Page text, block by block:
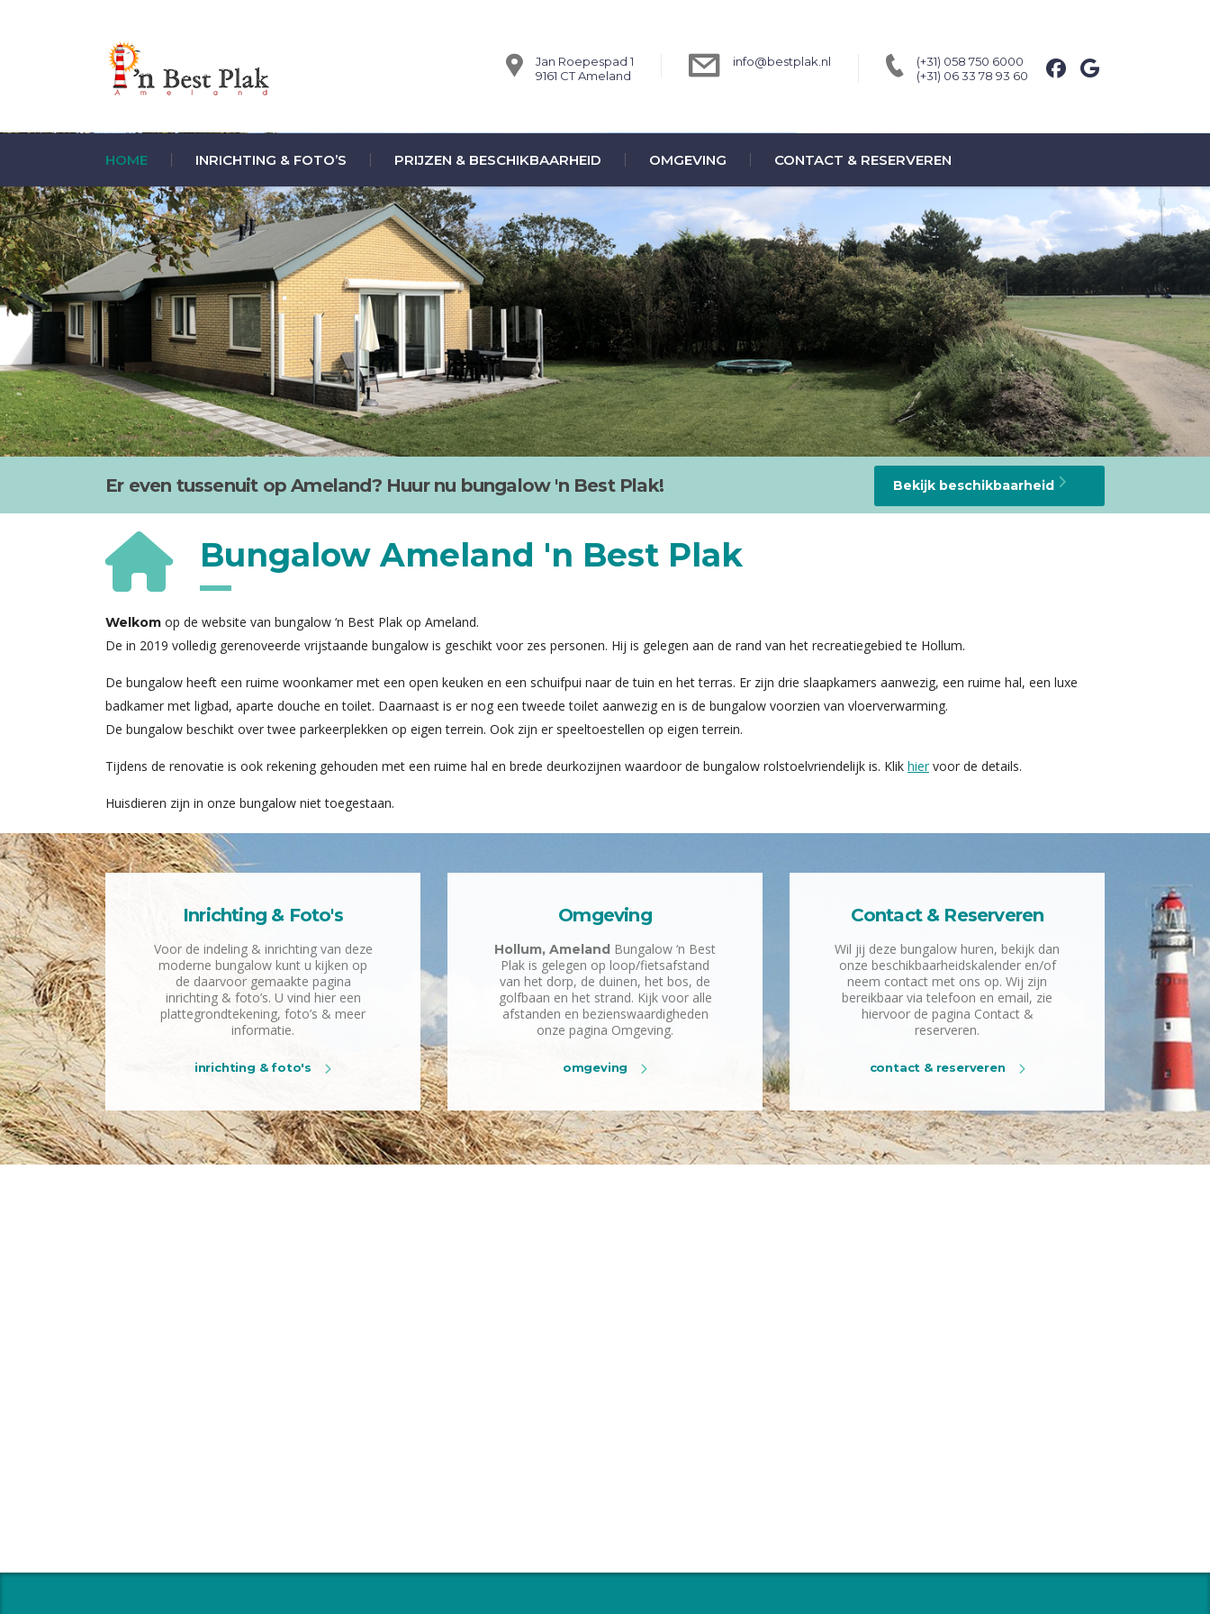
Jan Roepespad 1
9161 CT Ameland
info@bestplak.nl
(+31) 058 750 6000
(+31) 06 33 78 93 60
HOME INRICHTING & FOTO’S PRIJZEN & BESCHIKBAARHEID OMGEVING CONTACT & RESERVEREN
Er even tussenuit op Ameland? Huur nu bungalow 'n Best Plak! Bekijk beschikbaarheid
Bungalow Ameland 'n Best Plak
Welkom op de website van bungalow ‘n Best Plak op Ameland.
De in 2019 volledig gerenoveerde vrijstaande bungalow is geschikt voor zes personen. Hij is gelegen aan de rand van het recreatiegebied te Hollum.
De bungalow heeft een ruime woonkamer met een open keuken en een schuifpui naar de tuin en het terras. Er zijn drie slaapkamers aanwezig, een ruime hal, een luxe
badkamer met ligbad, aparte douche en toilet. Daarnaast is er nog een tweede toilet aanwezig en is de bungalow voorzien van vloerverwarming.
De bungalow beschikt over twee parkeerplekken op eigen terrein. Ook zijn er speeltoestellen op eigen terrein.
Tijdens de renovatie is ook rekening gehouden met een ruime hal en brede deurkozijnen waardoor de bungalow rolstoelvriendelijk is. Klik hier voor de details.
Huisdieren zijn in onze bungalow niet toegestaan.
Inrichting & Foto's
Voor de indeling & inrichting van deze
moderne bungalow kunt u kijken op
de daarvoor gemaakte pagina
inrichting & foto’s. U vind hier een
plattegrondtekening, foto’s & meer
informatie.
inrichting & foto's
Omgeving
Hollum, Ameland Bungalow ‘n Best
Plak is gelegen op loop/fietsafstand
van het dorp, de duinen, het bos, de
golfbaan en het strand. Kijk voor alle
afstanden en bezienswaardigheden
onze pagina Omgeving.
omgeving
Contact & Reserveren
Wil jij deze bungalow huren, bekijk dan
onze beschikbaarheidskalender en/of
neem contact met ons op. Wij zijn
bereikbaar via telefoon en email, zie
hiervoor de pagina Contact &
reserveren.
contact & reserveren